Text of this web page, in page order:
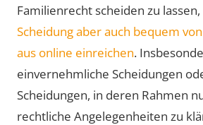
Familienrecht scheiden zu
Scheidung aber auch bequem
aus online einreichen.
einvernehmliche Scheidungen
Scheidungen, in deren Rahmen
rechtliche Angelegenheiten zu